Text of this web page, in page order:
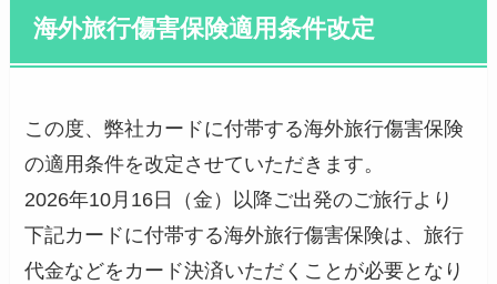
海外旅行傷害保険適用条件改定
この度、弊社カードに付帯する海外旅行傷害保険
の適用条件を改定させていただきます。
2026年10月16日（金）以降ご出発のご旅行より
下記カードに付帯する海外旅行傷害保険は、旅行
代金などをカード決済いただくことが必要となり